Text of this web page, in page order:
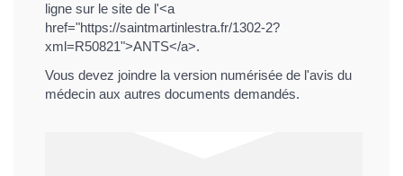
ligne sur le site de l'<a
href="https://saintmartinlestra.fr/1302-2?
xml=R50821">ANTS</a>.
Vous devez joindre la version numérisée de l'avis du
médecin aux autres documents demandés.